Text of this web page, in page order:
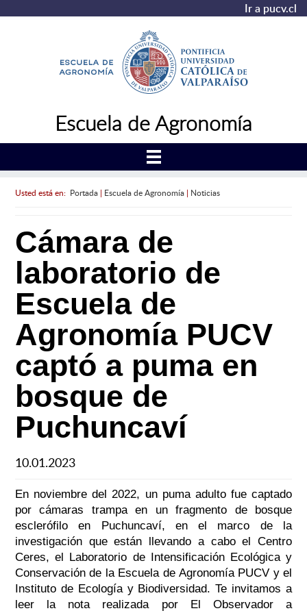
Ir a pucv.cl
Escuela de Agronomía
Usted está en: Portada| Escuela de Agronomía| Noticias
Cámara de
laboratorio de
Escuela de
Agronomía PUCV
captó a puma en
bosque de
Puchuncaví
10.01.2023
En noviembre del 2022, un puma adulto fue captado
por cámaras trampa en un fragmento de bosque
esclerófilo en Puchuncaví, en el marco de la
investigación que están llevando a cabo el Centro
Ceres, el Laboratorio de Intensificación Ecológica y
Conservación de la Escuela de Agronomía PUCV y el
Instituto de Ecología y Biodiversidad. Te invitamos a
leer la nota realizada por El Observador a